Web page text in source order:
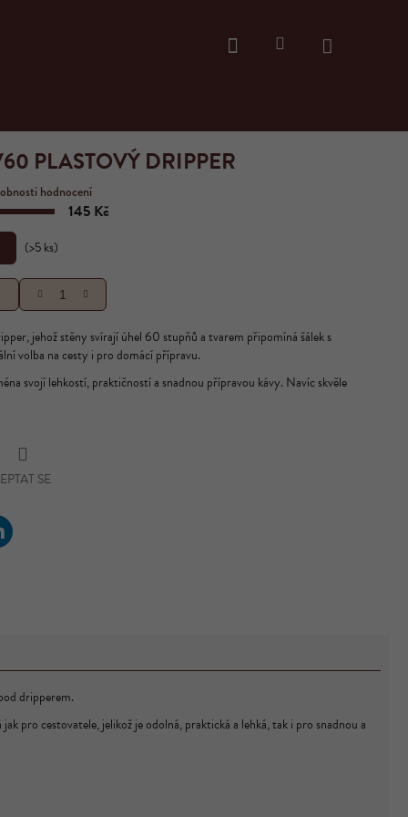
Hledat Přihlášení
PLASTOVÝ DRIPPER
hodnocení
145 KčMěrná
(>5 ks)
jehož stěny svírají úhel 60 stupňů a tvarem připomíná šálek s
volba na cesty i pro domácí přípravu.
svojí lehkostí, praktičností a snadnou přípravou kávy. Navíc skvěle
SE
dripperem.
pro cestovatele, jelikož je odolná, praktická a lehká, tak i pro snadnou a